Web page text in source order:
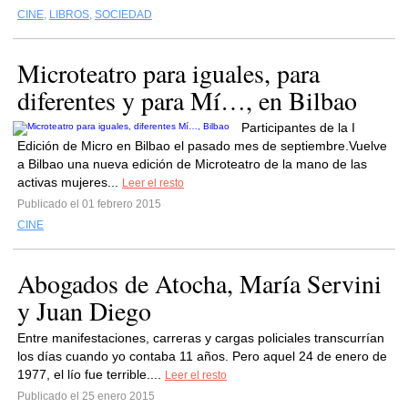
CINE, LIBROS, SOCIEDAD
Microteatro para iguales, para
diferentes y para Mí…, en Bilbao
Participantes de la I
Edición de Micro en Bilbao el pasado mes de septiembre.Vuelve
a Bilbao una nueva edición de Microteatro de la mano de las
activas mujeres...
Leer el resto
Publicado el 01 febrero 2015
CINE
Abogados de Atocha, María Servini
y Juan Diego
Entre manifestaciones, carreras y cargas policiales transcurrían
los días cuando yo contaba 11 años. Pero aquel 24 de enero de
1977, el lío fue terrible....
Leer el resto
Publicado el 25 enero 2015